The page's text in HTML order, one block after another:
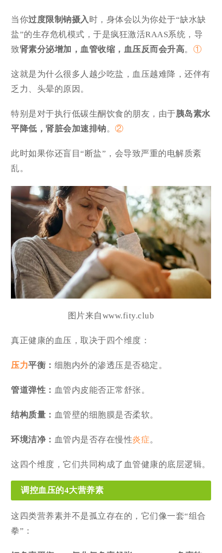
当你过度限制钠摄入时，身体会以为你处于“缺水缺
盐”的生存危机模式，于是疯狂激活RAAS系统，导
致肾素分泌增加，血管收缩，血压反而会升高。 ①
这就是为什么很多人越少吃盐，血压越难降，还伴有
乏力、头晕的原因。
特别是对于执行低碳生酮饮食的朋友，由于胰岛素水
平降低，肾脏会加速排钠。②
此时如果你还盲目“断盐”，会导致严重的电解质紊
乱。
图片来自www.fity.club
真正健康的血压，取决于四个维度：
压力平衡： 细胞内外的渗透压是否稳定。
管道弹性： 血管内皮能否正常舒张。
结构质量： 血管壁的细胞膜是否柔软。
环境洁净： 血管内是否存在慢性炎症。
这四个维度，它们共同构成了血管健康的底层逻辑。
调控血压的4大营养素
这四类营养素并不是孤立存在的，它们像一套“组合
拳”：